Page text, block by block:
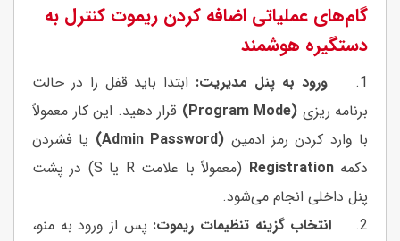
گام‌های عملیاتی اضافه کردن ریموت کنترل به
دستگیره هوشمند
1. ورود به پنل مدیریت: ابتدا باید قفل را در حالت
برنامه ریزی (Program Mode)
قرار دهید. این کار معمولاً
با وارد کردن رمز ادمین (Admin Password)
یا فشردن
دکمهRegistration
(معمولاً با علامت R یا S) در پشت
پنل داخلی انجام می‌شود.
2.
انتخاب گزینه تنظیمات ریموت: پس از ورود به منو،